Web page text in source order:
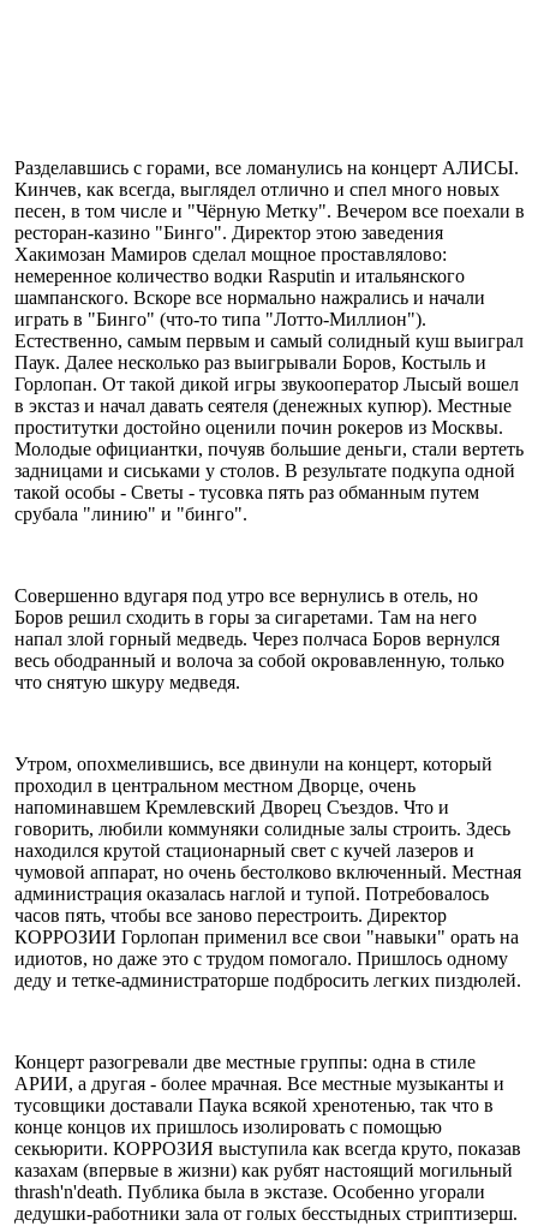
Разделавшись с горами, все ломанулись на концерт АЛИСЫ.
Кинчев, как всегда, выглядел отлично и спел много новых
песен, в том числе и "Чёрную Метку". Вечером все поехали в
ресторан-казино "Бинго". Директор этою заведения
Хакимозан Мамиров сделал мощное проставлялово:
немеренное количество водки Rasputin и итальянского
шампанского. Вскоре все нормально нажрались и начали
играть в "Бинго" (что-то типа "Лотто-Миллион").
Естественно, самым первым и самый солидный куш выиграл
Паук. Далее несколько раз выигрывали Боров, Костыль и
Горлопан. От такой дикой игры звукооператор Лысый вошел
в экстаз и начал давать сеятеля (денежных купюр). Местные
проститутки достойно оценили почин рокеров из Москвы.
Молодые официантки, почуяв большие деньги, стали вертеть
задницами и сиськами у столов. В результате подкупа одной
такой особы - Светы - тусовка пять раз обманным путем
срубала "линию" и "бинго".
Совершенно вдугаря под утро все вернулись в отель, но
Боров решил сходить в горы за сигаретами. Там на него
напал злой горный медведь. Через полчаса Боров вернулся
весь ободранный и волоча за собой окровавленную, только
что снятую шкуру медведя.
Утром, опохмелившись, все двинули на концерт, который
проходил в центральном местном Дворце, очень
напоминавшем Кремлевский Дворец Съездов. Что и
говорить, любили коммуняки солидные залы строить. Здесь
находился крутой стационарный свет с кучей лазеров и
чумовой аппарат, но очень бестолково включенный. Местная
администрация оказалась наглой и тупой. Потребовалось
часов пять, чтобы все заново перестроить. Директор
КОРРОЗИИ Горлопан применил все свои "навыки" орать на
идиотов, но даже это с трудом помогало. Пришлось одному
деду и тетке-администраторше подбросить легких пиздюлей.
Концерт разогревали две местные группы: одна в стиле
АРИИ, а другая - более мрачная. Все местные музыканты и
тусовщики доставали Паука всякой хренотенью, так что в
конце концов их пришлось изолировать с помощью
секьюрити. КОРРОЗИЯ выступила как всегда круто, показав
казахам (впервые в жизни) как рубят настоящий могильный
thrash'n'death. Публика была в экстазе. Особенно угорали
дедушки-работники зала от голых бесстыдных стриптизерш.